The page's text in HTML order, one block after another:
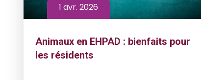
1 avr. 2026
Animaux en EHPAD : bienfaits pour
les résidents